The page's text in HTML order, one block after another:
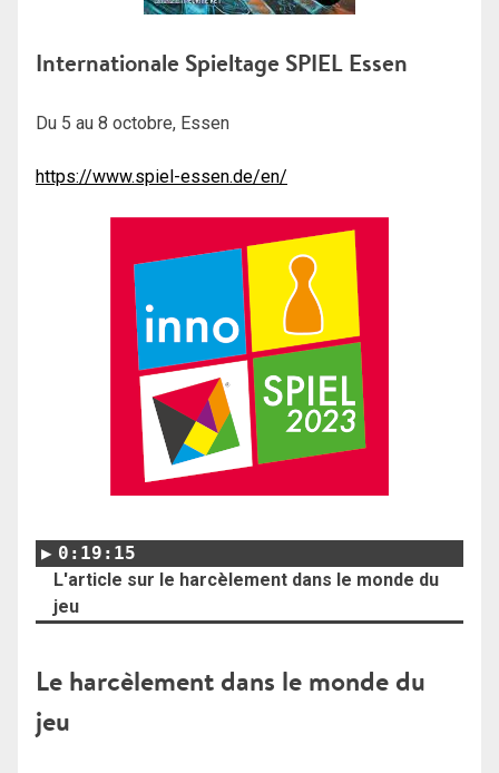
Internationale Spieltage SPIEL Essen
Du 5 au 8 octobre, Essen
https://www.spiel-essen.de/en/
0:19:15
L'article sur le harcèlement dans le monde du
jeu
Le harcèlement dans le monde du
jeu